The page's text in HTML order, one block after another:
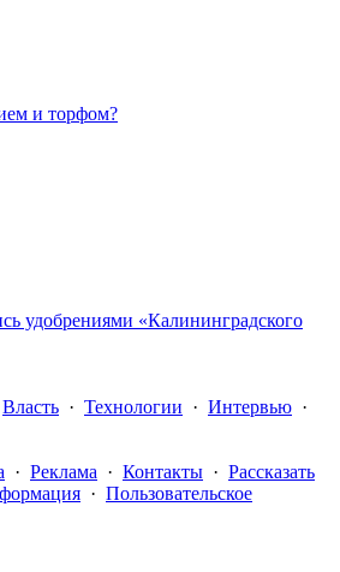
и торфом?
удобрениями «Калининградского
Власть · Технологии · Интервью ·
· Реклама · Контакты · Рассказать
· Пользовательское